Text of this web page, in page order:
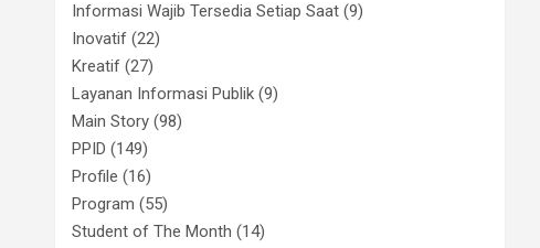
Informasi Wajib Tersedia Setiap Saat (9)
Inovatif (22)
Kreatif (27)
Layanan Informasi Publik (9)
Main Story (98)
PPID (149)
Profile (16)
Program (55)
Student of The Month (14)